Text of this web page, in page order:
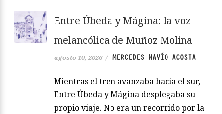
Entre Úbeda y Mágina: la voz
melancólica de Muñoz Molina
agosto 10, 2026 / MERCEDES NAVÍO ACOSTA
Mientras el tren avanzaba hacia el sur,
Entre Úbeda y Mágina desplegaba su
propio viaje. No era un recorrido por la